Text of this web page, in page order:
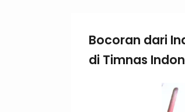
Bocoran dari
di Timnas